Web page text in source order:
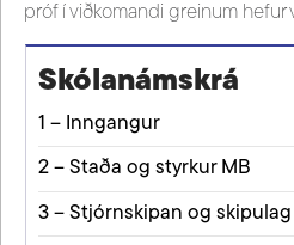
próf í viðkomandi greinum hefur
Skólanámskrá
1 – Inngangur
2 – Staða og styrkur MB
3 – Stjórnskipan og skipulag